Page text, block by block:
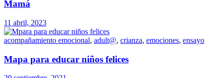
Mamá
11 abril, 2023
acompañamiento emocional, adult@, crianza, emociones, ensayo
Mapa para educar niños felices